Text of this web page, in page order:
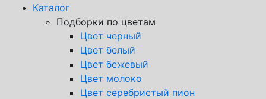
Каталог
Подборки по цветам
Цвет черный
Цвет белый
Цвет бежевый
Цвет молоко
Цвет серебристый пион